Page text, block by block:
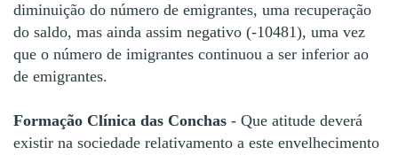
diminuição do número de emigrantes, uma recuperação
do saldo, mas ainda assim negativo (-10481), uma vez
que o número de imigrantes continuou a ser inferior ao
de emigrantes.
Formação Clínica das Conchas - Que atitude deverá
existir na sociedade relativamento a este envelhecimento